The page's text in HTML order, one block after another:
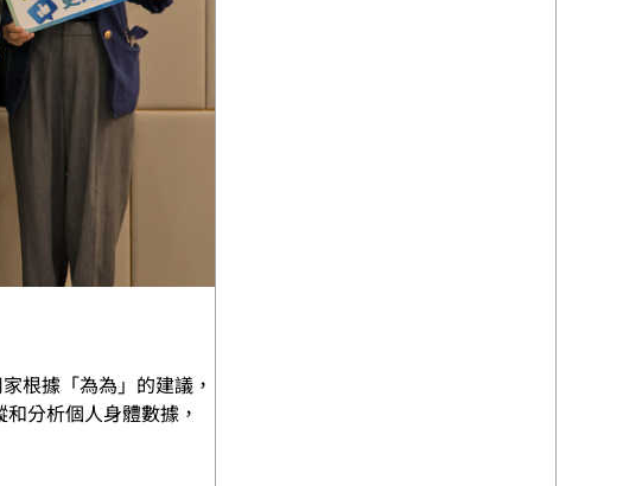
根據「為為」的建議，
分析個人身體數據，